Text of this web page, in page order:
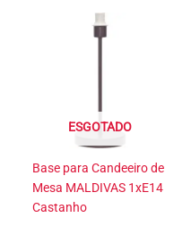
ESGOTADO
Base para Candeeiro de
Mesa MALDIVAS 1xE14
Castanho